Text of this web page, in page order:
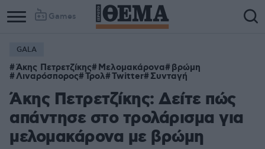
Games
Column
1
Column
2
GALA
Άκης Πετρετζίκης Μελομακάρονα βρώμη
Λιναρόσπορος Τρολ Twitter Συνταγή
Άκης Πετρετζίκης: Δείτε πώς
απάντησε στο τρολάρισμα για
μελομακάρονα με βρώμη